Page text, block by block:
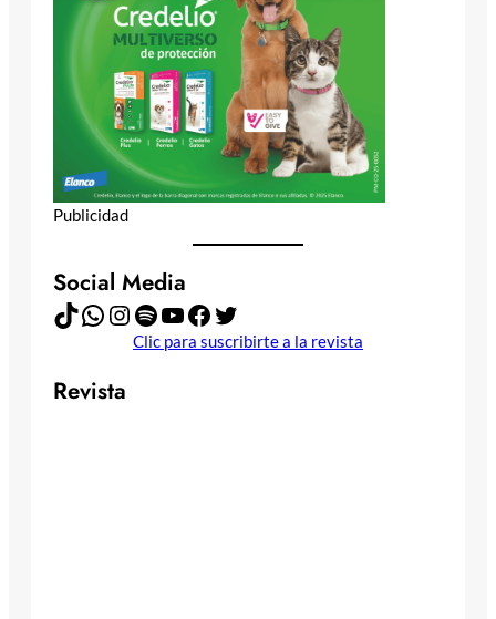
Publicidad
Social Media
TikTok WhatsApp Instagram Spotify YouTube Facebook Twitter
Clic para suscribirte a la revista
Revista